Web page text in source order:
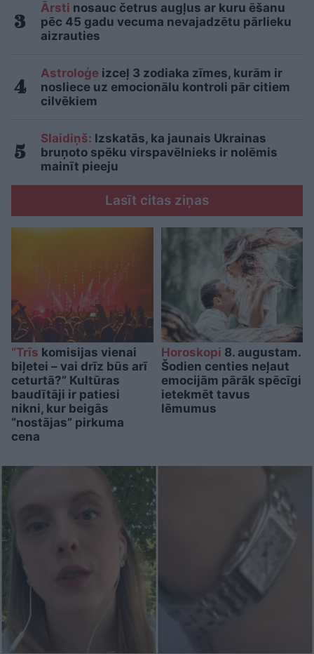
Ārsti nosauc četrus augļus ar kuru ēšanu
pēc 45 gadu vecuma nevajadzētu pārlieku
aizrauties
Astroloģe izceļ 3 zodiaka zīmes, kurām ir
nosliece uz emocionālu kontroli pār citiem
cilvēkiem
Slaidiņš: Izskatās, ka jaunais Ukrainas
bruņoto spēku virspavēlnieks ir nolēmis
mainīt pieeju
Lasīt citas ziņas
“Trīs komisijas vienai
biļetei – vai drīz būs arī
ceturtā?” Kultūras
baudītāji ir patiesi
nikni, kur beigās
“nostājas” pirkuma
cena
Horoskopi 8. augustam.
Šodien centies neļaut
emocijām pārāk spēcīgi
ietekmēt tavus
lēmumus